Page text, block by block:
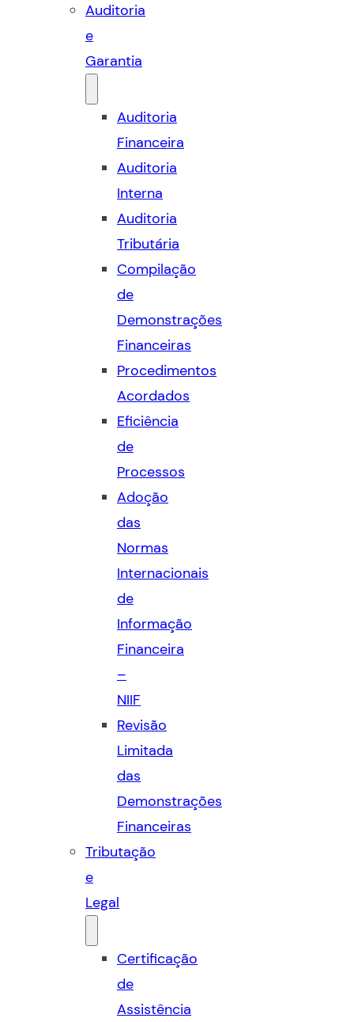
Auditoria
e
Garantia
Auditoria
Financeira
Auditoria
Interna
Auditoria
Tributária
Compilação
de
Demonstrações
Financeiras
Procedimentos
Acordados
Eficiência
de
Processos
Adoção
das
Normas
Internacionais
de
Informação
Financeira
–
NIIF
Revisão
Limitada
das
Demonstrações
Financeiras
Tributação
e
Legal
Certificação
de
Assistência